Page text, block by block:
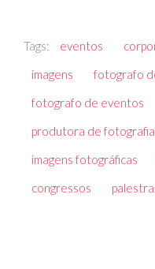
Tags: eventos
imagens
fotografo
fotografo de eventos
produtora de fotografia
imagens fotográficas
congressos